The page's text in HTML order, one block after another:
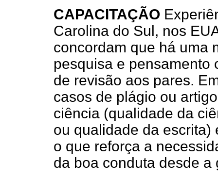
CAPACITAÇÃO
Carolina do Sul, nos
concordam que há uma
pesquisa e pensamento
de revisão aos pares.
casos de plágio ou
ciência (qualidade da
ou qualidade da escrita)
o que reforça a
da boa conduta desde a